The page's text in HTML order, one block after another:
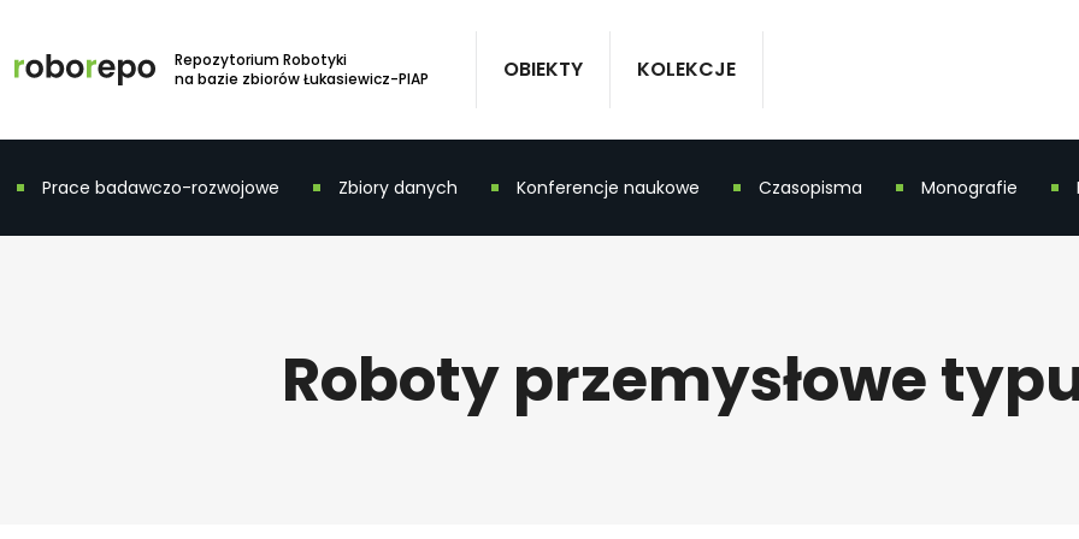
Repozytorium Robotyki
na bazie zbiorów Łukasiewicz-PIAP
OBIEKTY KOLEKCJE
Prace badawczo-rozwojowe Zbiory danych Konferencje naukowe Czasopisma Monografie
Roboty przemysłowe